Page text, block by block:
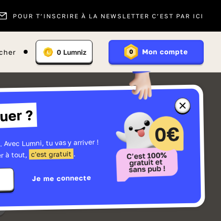
POUR T’INSCRIRE À LA NEWSLETTER C’EST PAR ICI
En
savoir
plus
les
Vous
:
0 Lumniz 0 Mon compte
Fermer
la
fenêtre
sur
Lumniz
?
Lumni, tu vas y arriver !
à tout, c'est gratuit .
Je me connecte